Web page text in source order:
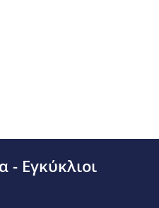
- Εγκύκλιοι